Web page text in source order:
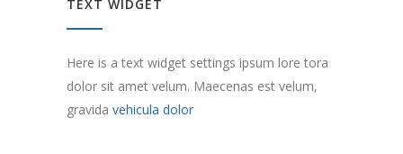
TEXT WIDGET
Here is a text widget settings ipsum lore tora
dolor sit amet velum. Maecenas est velum,
gravida vehicula dolor